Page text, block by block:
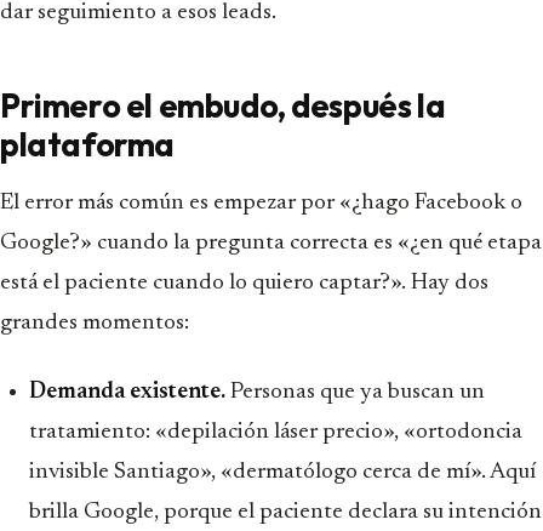
dar seguimiento a esos leads.
Primero el embudo, después la
plataforma
El error más común es empezar por «¿hago Facebook o
Google?» cuando la pregunta correcta es «¿en qué etapa
está el paciente cuando lo quiero captar?». Hay dos
grandes momentos:
Demanda existente. Personas que ya buscan un
tratamiento: «depilación láser precio», «ortodoncia
invisible Santiago», «dermatólogo cerca de mí». Aquí
brilla Google, porque el paciente declara su intención